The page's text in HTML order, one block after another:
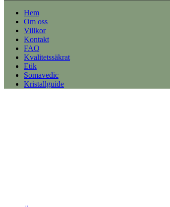
Hem
Om oss
Villkor
Kontakt
FAQ
Kvalitetssäkrat
Etik
Somavedic
Kristallguide